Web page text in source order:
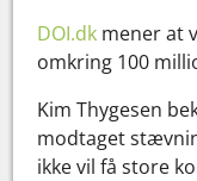
DOI.dk mener at
omkring 100
Kim Thygesen
modtaget
ikke vil få store